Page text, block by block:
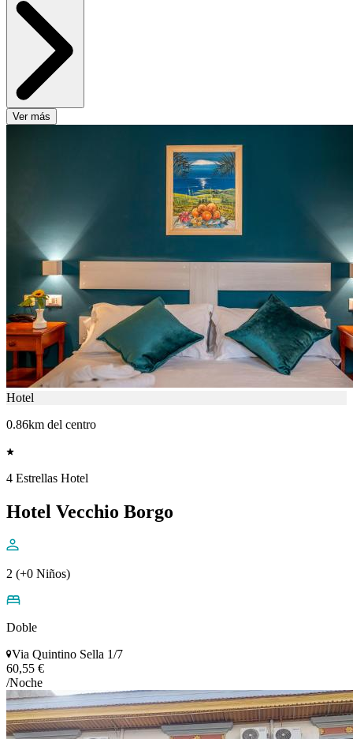
Ver más
Hotel
0.86km del centro
4 Estrellas Hotel
Hotel Vecchio Borgo
2 (+0 Niños)
Doble
Via Quintino Sella 1/7
60,55 €
/Noche